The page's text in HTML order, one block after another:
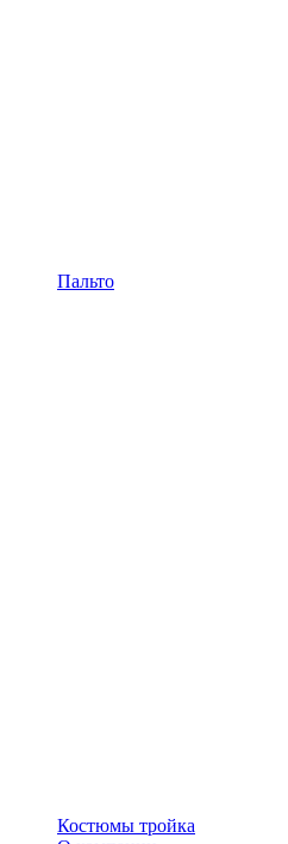
Пальто
Костюмы тройка